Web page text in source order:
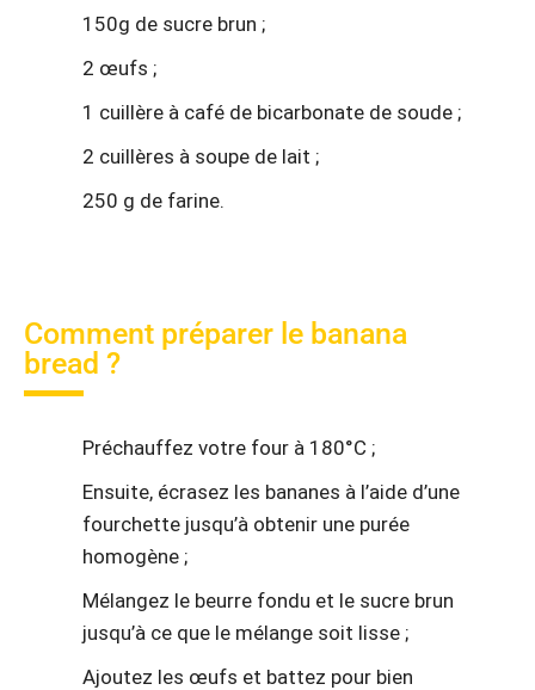
150g de sucre brun ;
2 œufs ;
1 cuillère à café de bicarbonate de soude ;
2 cuillères à soupe de lait ;
250 g de farine.
Comment préparer le banana
bread ?
Préchauffez votre four à 180°C ;
Ensuite, écrasez les bananes à l’aide d’une
fourchette jusqu’à obtenir une purée
homogène ;
Mélangez le beurre fondu et le sucre brun
jusqu’à ce que le mélange soit lisse ;
Ajoutez les œufs et battez pour bien